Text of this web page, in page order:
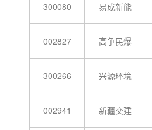
300080 易成新能
002827 高争民爆
300266 兴源环境
002941 新疆交建